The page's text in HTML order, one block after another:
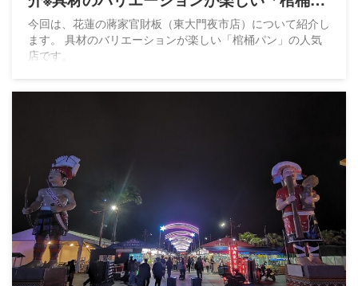
ン」
今回は、花蓮の蔣家官財板（東大門夜市店）について紹介し
ます。 具材のバリエーションが楽しい「棺桶パン」の人気
店です。